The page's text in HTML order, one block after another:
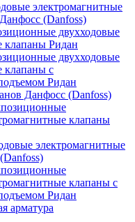
электромагнитные
(Danfoss)
двухходовые
клапаны Ридан
двухходовые
клапаны с
Ридан
Данфосс (Danfoss)
клапаны
электромагнитные
клапаны с
Ридан
арматура